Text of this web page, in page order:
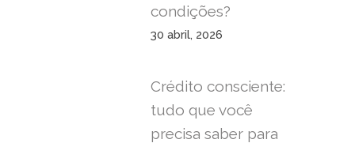
condições?
30 abril, 2026
Crédito consciente:
tudo que você
precisa saber para